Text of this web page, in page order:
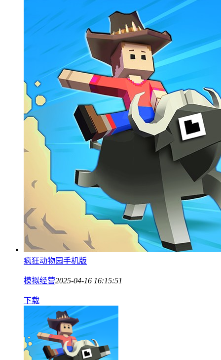
疯狂动物园手机版
模拟经营2025-04-16 16:15:51
下载